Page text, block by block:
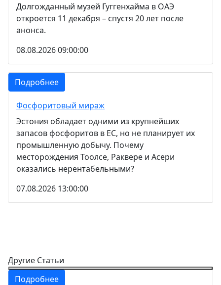
Долгожданный музей Гуггенхайма в ОАЭ
откроется 11 декабря – спустя 20 лет после
анонса.
08.08.2026 09:00:00
Подробнее
Фосфоритовый мираж
Эстония обладает одними из крупнейших
запасов фосфоритов в ЕС, но не планирует их
промышленную добычу. Почему
месторождения Тоолсе, Раквере и Асери
оказались нерентабельными?
07.08.2026 13:00:00
Другие Статьи
Подробнее